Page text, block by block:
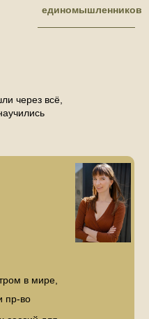
единомышленников
пр-во
в мире,
через всё,